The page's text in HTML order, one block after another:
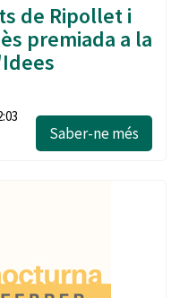
de Ripollet i
premiada a la
Saber-ne més